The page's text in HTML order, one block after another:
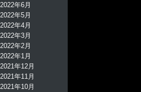
2022年6月
2022年5月
2022年4月
2022年3月
2022年2月
2022年1月
2021年12月
2021年11月
2021年10月